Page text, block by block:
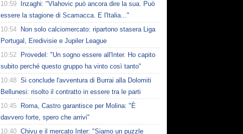
10:59
Inzaghi: "Vlahovic può ancora dire la sua. Può
essere la stagione di Scamacca. E l'Italia..."
10:54
Non solo calciomercato: ripartono stasera Liga
Portugal, Eredivisie e Jupiler League
10:52
Provedel: "Un sogno essere all'Inter. Ho capito
subito perché questo gruppo ha vinto così tanto"
10:48 Si conclude l'avventura di Burrai alla Dolomiti
Bellunesi: risolto il contratto in essere tra le parti
10:45
Roma, Castro garantisce per Molina: "È
davvero forte, spero che arrivi"
10:40 Chivu e il mercato Inter: "Siamo un puzzle